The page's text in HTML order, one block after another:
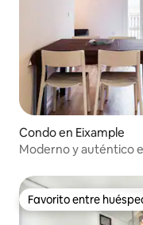
Condo en Eixample
Moderno y auténtico
Favorito entre
Favorito entre